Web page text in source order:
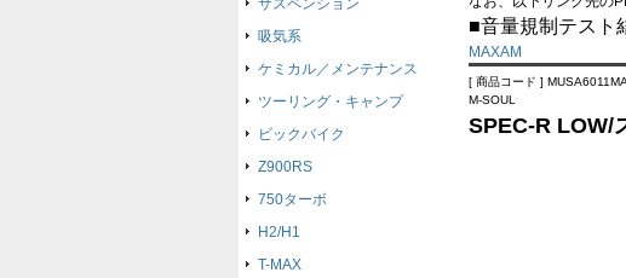
■音量規制テスト
MAXAM
[ 商品コード ]
M-SOUL
SPEC-R LOW/
サスペンション
吸気系
ケミカル／メンテナンス
ツーリング・キャンプ
ビックバイク
Z900RS
750ターボ
H2/H1
T-MAX